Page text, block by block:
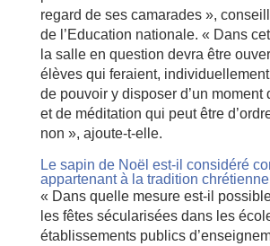
regard de ses camarades »,
de l’Education nationale. « Dans
la salle en question devra être
élèves qui feraient,
de pouvoir y disposer d’un moment
et de méditation qui peut être
non », ajoute-t-elle.
Le sapin de Noël est-il considéré
appartenant à la tradition
« Dans quelle mesure est-il
les fêtes sécularisées dans les
établissements publics